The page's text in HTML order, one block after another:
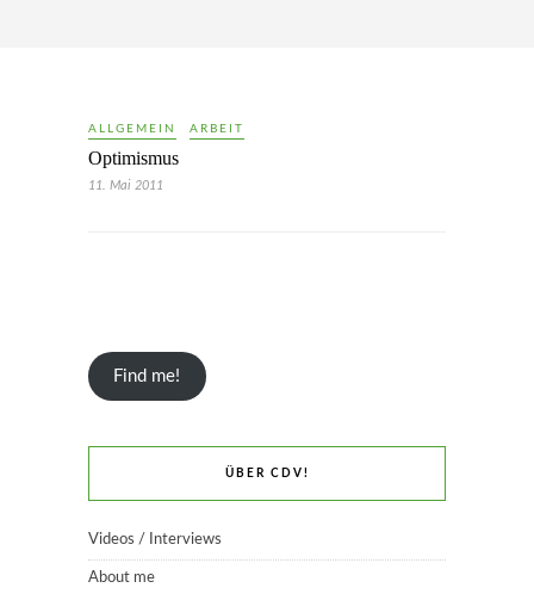
ALLGEMEIN ARBEIT
Optimismus
11. Mai 2011
Find me!
ÜBER CDV!
Videos / Interviews
About me